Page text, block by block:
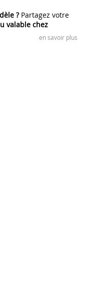
?Partagez votre
valable chez
en savoir plus